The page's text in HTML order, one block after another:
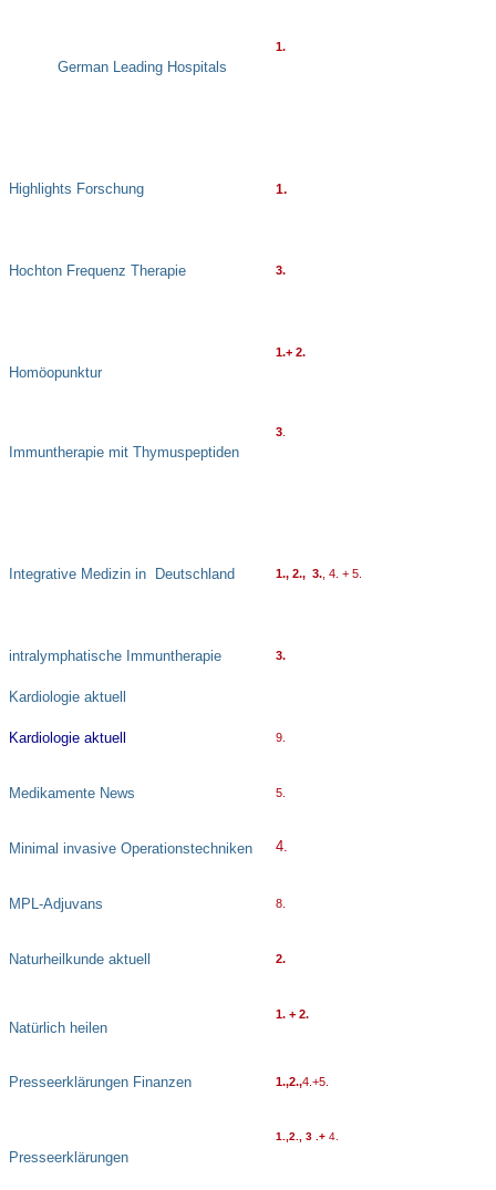
German Leading Hospitals
1.
Highlights Forschung 1.
Hochton Frequenz Therapie 3.
Homöopunktur
1.+ 2.
Immuntherapie mit Thymuspeptiden
3
Integrative Medizin in Deutschland 1., 2., 3. , 4. + 5.
intralymphatische Immuntherapie
Kardiologie aktuell
3.
Kardiologie aktuell 9.
Medikamente News 5.
Minimal invasive Operationstechniken 4.
MPL-Adjuvans 8.
Naturheilkunde aktuell 2.
Natürlich heilen
1. + 2.
Presseerklärungen Finanzen 1.,2.,4.+5.
Presseerklärungen
1.,2., 3 .+ 4.